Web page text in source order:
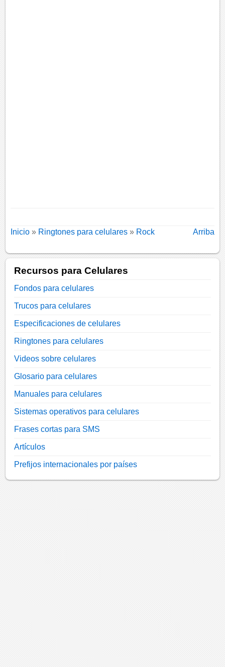
Inicio » Ringtones para celulares » Rock Arriba
Recursos para Celulares
Fondos para celulares
Trucos para celulares
Especificaciones de celulares
Ringtones para celulares
Videos sobre celulares
Glosario para celulares
Manuales para celulares
Sistemas operativos para celulares
Frases cortas para SMS
Artículos
Prefijos internacionales por países